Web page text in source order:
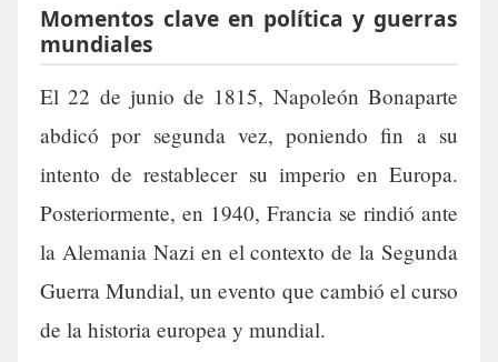
Momentos clave en política y guerras
mundiales
El 22 de junio de 1815, Napoleón Bonaparte
abdicó por segunda vez, poniendo fin a su
intento de restablecer su imperio en Europa.
Posteriormente, en 1940, Francia se rindió ante
la Alemania Nazi en el contexto de la Segunda
Guerra Mundial, un evento que cambió el curso
de la historia europea y mundial.